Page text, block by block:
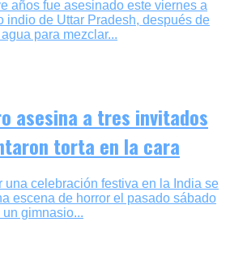
años fue asesinado este viernes a
indio de Uttar Pradesh, después de
para mezclar...
asesina a tres invitados
torta en la cara
una celebración festiva en la India se
escena de horror el pasado sábado
gimnasio...